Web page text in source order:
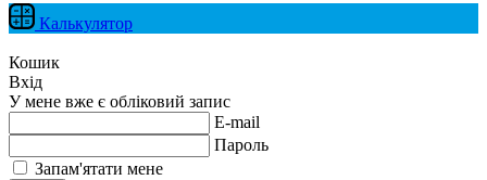
Калькулятор
Кошик
Вхід
У мене вже є обліковий запис
E-mail
Пароль
Запам'ятати мене